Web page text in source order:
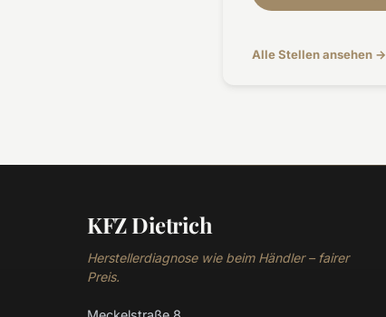
Alle Stellen ansehen →
KFZ Dietrich
Herstellerdiagnose wie beim Händler – fairer
Preis.